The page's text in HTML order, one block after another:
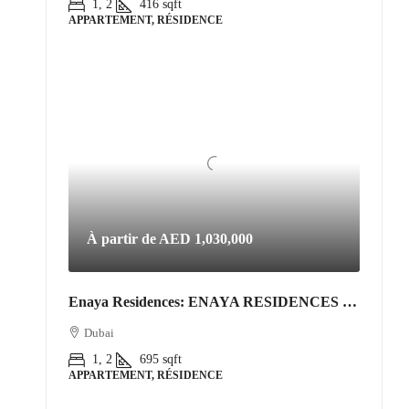
1, 2 416 sqft
APPARTEMENT, RÉSIDENCE
À partir de AED 1,030,000
Enaya Residences: ENAYA RESIDENCES • JVT DISTRICT 3
Dubai
1, 2
695 sqft
APPARTEMENT, RÉSIDENCE